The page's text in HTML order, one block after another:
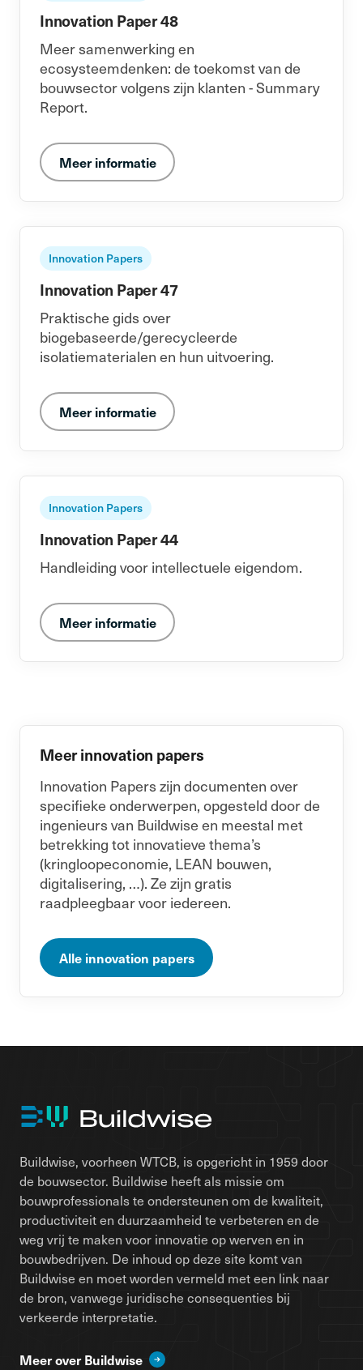
Innovation Paper 48
Meer samenwerking en
ecosysteemdenken: de toekomst van de
bouwsector volgens zijn klanten - Summary
Report.
Meer informatie
Innovation Papers
Innovation Paper 47
Praktische gids over
biogebaseerde/gerecycleerde
isolatiematerialen en hun uitvoering.
Meer informatie
Innovation Papers
Innovation Paper 44
Handleiding voor intellectuele eigendom.
Meer informatie
Meer innovation papers
Innovation Papers zijn documenten over
specifieke onderwerpen, opgesteld door de
ingenieurs van Buildwise en meestal met
betrekking tot innovatieve thema’s
(kringloopeconomie, LEAN bouwen,
digitalisering, …). Ze zijn gratis
raadpleegbaar voor iedereen.
Alle innovation papers
Buildwise, voorheen WTCB, is opgericht in 1959 door
de bouwsector. Buildwise heeft als missie om
bouwprofessionals te ondersteunen om de kwaliteit,
productiviteit en duurzaamheid te verbeteren en de
weg vrij te maken voor innovatie op werven en in
bouwbedrijven. De inhoud op deze site komt van
Buildwise en moet worden vermeld met een link naar
de bron, vanwege juridische consequenties bij
verkeerde interpretatie.
Meer over Buildwise